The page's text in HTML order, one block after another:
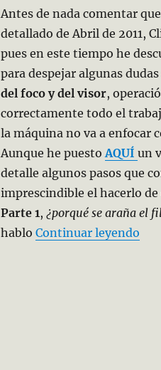
Antes de nada comentar
detallado de Abril de 2011,
pues en este tiempo he
para despejar algunas
del foco y del visor,
correctamente todo el
la máquina no va a enfocar
Aunque he puesto AQUÍ un
detalle algunos pasos que
imprescindible el hacerlo de
Parte 1, ¿porqué se araña el
hablo Continuar leyendo